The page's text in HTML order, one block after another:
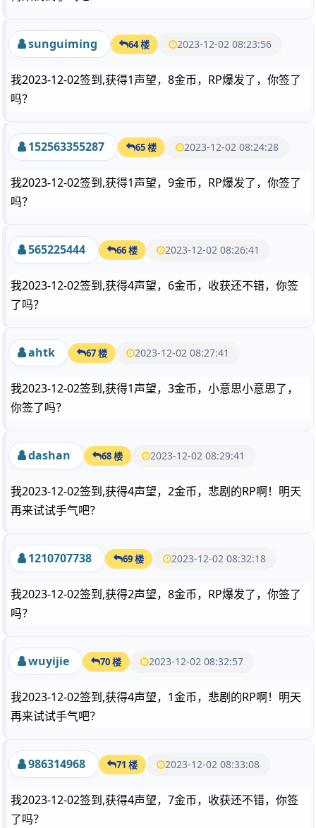
sunguiming 64 楼 2023-12-02 08:23:56
我2023-12-02签到,获得1声望，8金币，RP爆发了，你签了
吗？
152563355287 65 楼 2023-12-02 08:24:28
我2023-12-02签到,获得1声望，9金币，RP爆发了，你签了
吗？
565225444 66 楼 2023-12-02 08:26:41
我2023-12-02签到,获得4声望，6金币，收获还不错，你签
了吗？
ahtk 67 楼 2023-12-02 08:27:41
我2023-12-02签到,获得1声望，3金币，小意思小意思了，
你签了吗？
dashan 68 楼 2023-12-02 08:29:41
我2023-12-02签到,获得4声望，2金币，悲剧的RP啊！明天
再来试试手气吧？
1210707738 69 楼 2023-12-02 08:32:18
我2023-12-02签到,获得2声望，8金币，RP爆发了，你签了
吗？
wuyijie 70 楼 2023-12-02 08:32:57
我2023-12-02签到,获得4声望，1金币，悲剧的RP啊！明天
再来试试手气吧？
986314968 71 楼 2023-12-02 08:33:08
我2023-12-02签到,获得4声望，7金币，收获还不错，你签
了吗？